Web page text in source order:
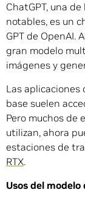
ChatGPT, una
notables, es un
GPT de OpenAI.
gran modelo
imágenes y
Las aplicaciones
base suelen
Pero muchos de
utilizan, ahora
estaciones de
RTX.
Usos del modelo